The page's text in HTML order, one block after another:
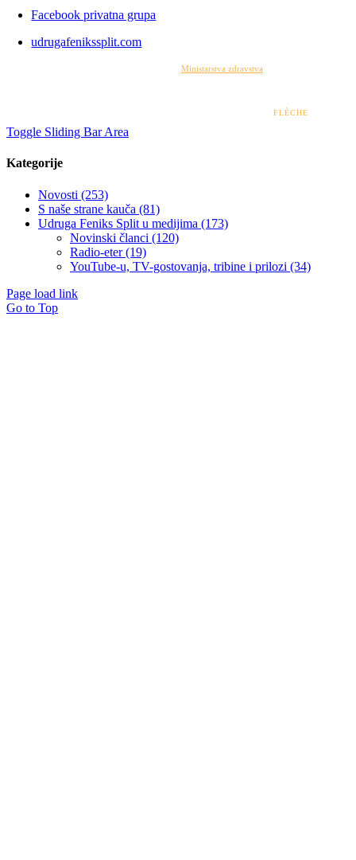
Facebook privatna grupa
udrugafenikssplit.com
Ministarstva zdravstva
FLÈCHE
Toggle Sliding Bar Area
Kategorije
Novosti (253)
S naše strane kauča (81)
Udruga Feniks Split u medijima (173)
Novinski članci (120)
Radio-eter (19)
YouTube-u, TV-gostovanja, tribine i prilozi (34)
Page load link
Go to Top